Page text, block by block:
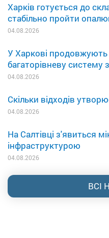
Харків готується до
стабільно пройти
04.08.2026
У Харкові
багаторівневу систему
04.08.2026
Скільки відходів
04.08.2026
На Салтівці з'явиться
інфраструктурою
04.08.2026
ВСІ